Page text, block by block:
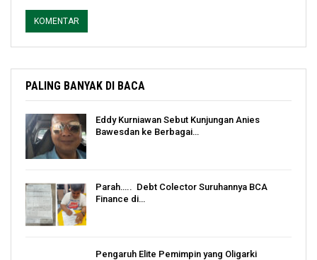
PALING BANYAK DI BACA
Eddy Kurniawan Sebut Kunjungan Anies
Bawesdan ke Berbagai…
Parah….. Debt Colector Suruhannya BCA
Finance di…
Pengaruh Elite Pemimpin yang Oligarki